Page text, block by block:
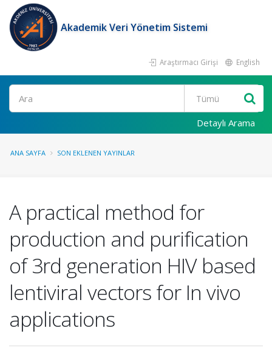
Akademik Veri Yönetim Sistemi
Araştırmacı Girişi English
Ara
Detaylı Arama
ANA SAYFA SON EKLENEN YAYINLAR
A practical method for
production and purification
of 3rd generation HIV based
lentiviral vectors for In vivo
applications